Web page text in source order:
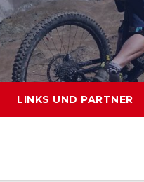
LINKS UND PARTNER